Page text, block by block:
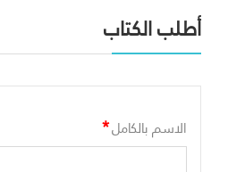
أطلب الكتاب
الاسم بالكامل*